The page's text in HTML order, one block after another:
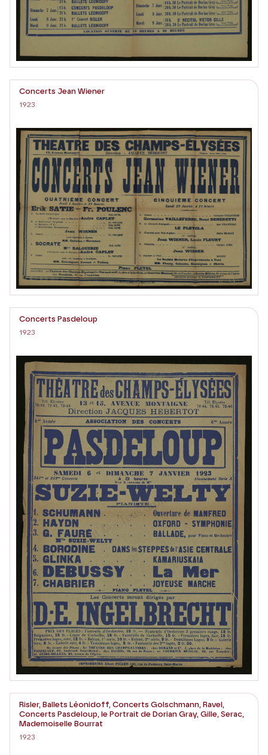
Concerts Jean Wiener
1923
Concerts Pasdeloup
1923
Risler, Ballets Léonidoff, Concerts Golschmann, Ravel,
Concerts Pasdeloup, le Portrait de Dorian Gray, Gille, Serac,
Mademoiselle Bourrat
1923